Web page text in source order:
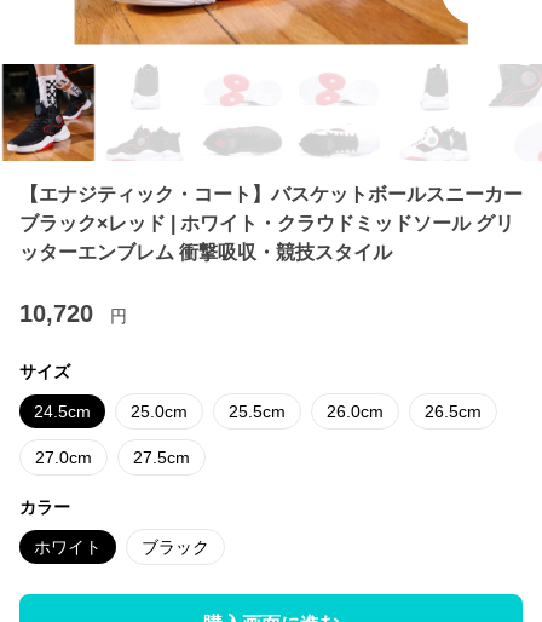
【エナジティック・コート】バスケットボールスニーカー
ブラック×レッド | ホワイト・クラウドミッドソール グリ
ッターエンブレム 衝撃吸収・競技スタイル
10,720 円
サイズ
24.5cm 25.0cm 25.5cm 26.0cm 26.5cm
27.0cm 27.5cm
カラー
ホワイト ブラック